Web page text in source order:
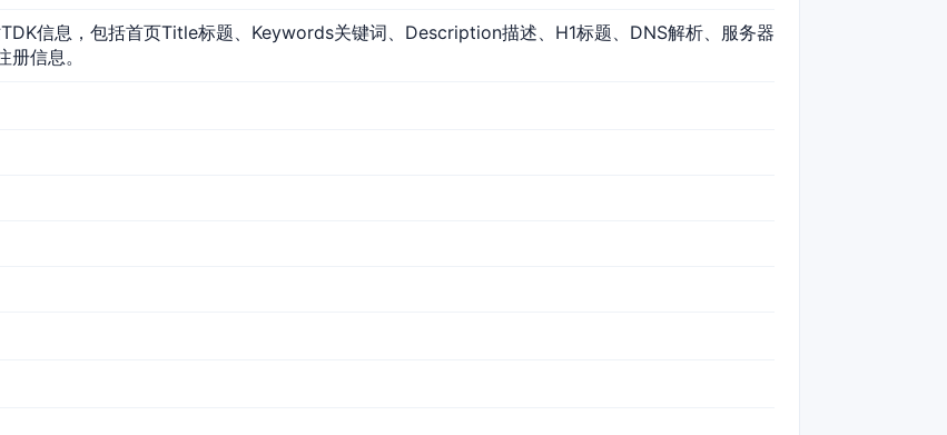
信息，包括首页Title标题、Keywords关键词、Description描述、H1标题、DNS解析、服务器
信息。